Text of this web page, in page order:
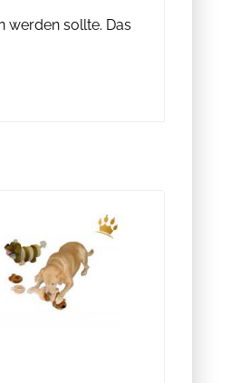
werden sollte. Das